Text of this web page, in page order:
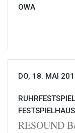
OWA
DO, 18. MAI
RESOUND